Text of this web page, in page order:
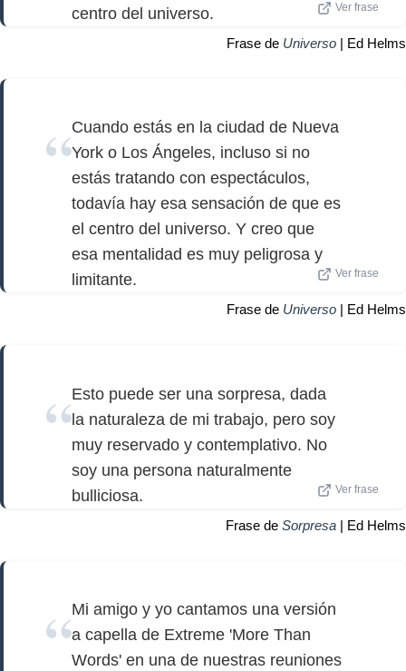
centro del universo.
Ver frase
Frase de Universo | Ed Helms
Cuando estás en la ciudad de Nueva
York o Los Ángeles, incluso si no
estás tratando con espectáculos,
todavía hay esa sensación de que es
el centro del universo. Y creo que
esa mentalidad es muy peligrosa y
limitante.
Ver frase
Frase de Universo | Ed Helms
Esto puede ser una sorpresa, dada
la naturaleza de mi trabajo, pero soy
muy reservado y contemplativo. No
soy una persona naturalmente
bulliciosa.
Ver frase
Frase de Sorpresa | Ed Helms
Mi amigo y yo cantamos una versión
a capella de Extreme 'More Than
Words' en una de nuestras reuniones